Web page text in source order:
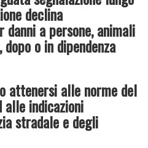
declina
a persone, animali
o in dipendenza
attenersi alle norme del
alle indicazioni
stradale e degli